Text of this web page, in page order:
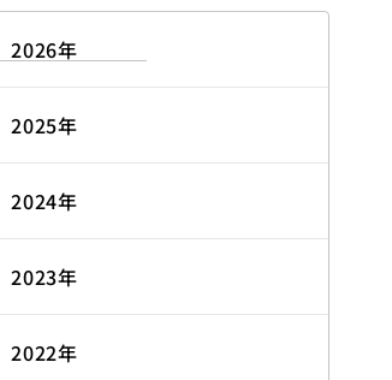
2026年
2025年
2024年
2023年
2022年